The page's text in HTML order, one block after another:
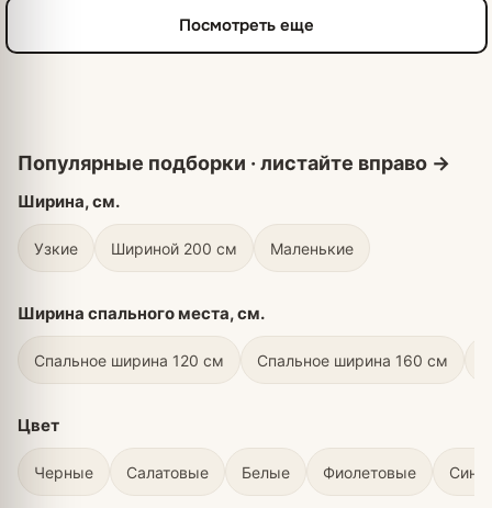
Посмотреть еще
Ширина, см.
Узкие Шириной 200 см Маленькие
Ширина спального места, см.
Спальное ширина 120 см Спальное ширина 160 см
Цвет
Черные Салатовые Белые Фиолетовые